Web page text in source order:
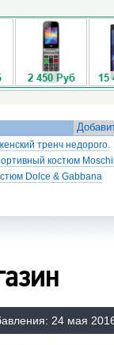
тренч недорого.
костюм
Dolce & Gabbana
24 мая